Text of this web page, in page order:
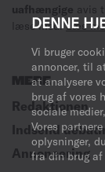
DENNE
Vi bruger
annoncer, til
at analysere
brug af vores
sociale
Vores
oplysninger,
fra din brug af
uafhængige avis
læse med.Læs
MERE
Redaktionen
Indsend
Annoncering